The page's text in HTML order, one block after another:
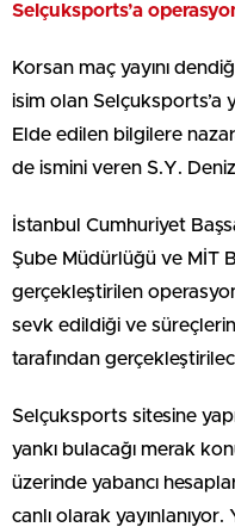
Selçuksports’a
Korsan maç yayını
isim olan Selçuksports’a
Elde edilen bilgilere
de ismini veren S.Y.
İstanbul Cumhuriyet
Şube Müdürlüğü ve MİT
gerçekleştirilen
sevk edildiği ve süreçlerin
tarafından
Selçuksports sitesine
yankı bulacağı merak
üzerinde yabancı
canlı olarak